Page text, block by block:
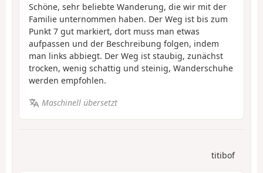
Schöne, sehr beliebte Wanderung, die wir mit der
Familie unternommen haben. Der Weg ist bis zum
Punkt 7 gut markiert, dort muss man etwas
aufpassen und der Beschreibung folgen, indem
man links abbiegt. Der Weg ist staubig, zunächst
trocken, wenig schattig und steinig, Wanderschuhe
werden empfohlen.
Maschinell übersetzt
titibof